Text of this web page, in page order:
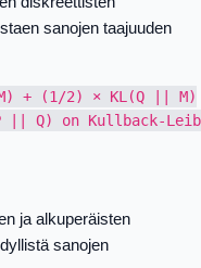
sanojen taajuuden
+ (1/2) × KL(Q || M)
ja alkuperäisten
sanojen